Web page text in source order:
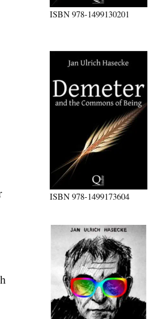
ISBN978-1499130201
ISBN978-1499173604